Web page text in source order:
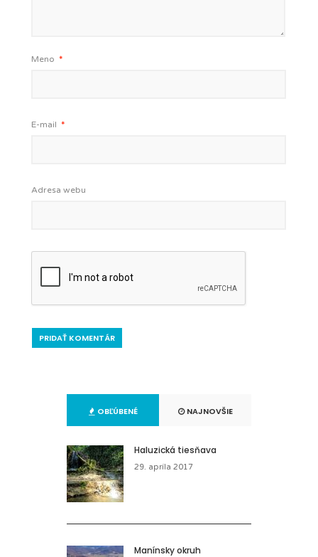
Meno *
E-mail *
Adresa webu
OBĽÚBENÉ NAJNOVŠIE
Haluzická tiesňava
29. apríla 2017
Manínsky okruh